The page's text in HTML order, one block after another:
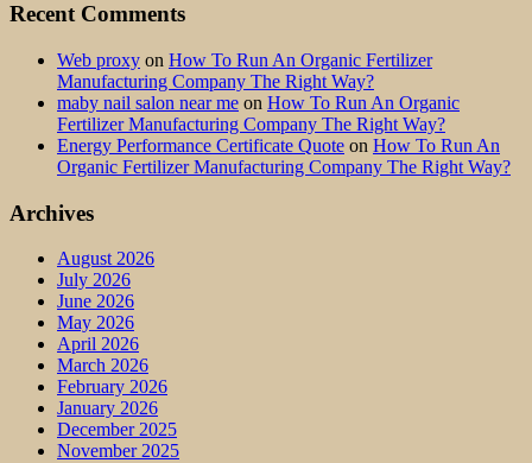
Recent Comments
Web proxy on How To Run An Organic Fertilizer
Manufacturing Company The Right Way?
maby nail salon near me on How To Run An Organic
Fertilizer Manufacturing Company The Right Way?
Energy Performance Certificate Quote on How To Run An
Organic Fertilizer Manufacturing Company The Right Way?
Archives
August 2026
July 2026
June 2026
May 2026
April 2026
March 2026
February 2026
January 2026
December 2025
November 2025